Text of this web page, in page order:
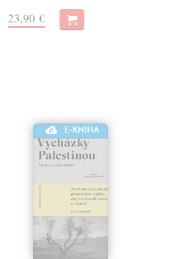
23,90 €
E-KNIHA